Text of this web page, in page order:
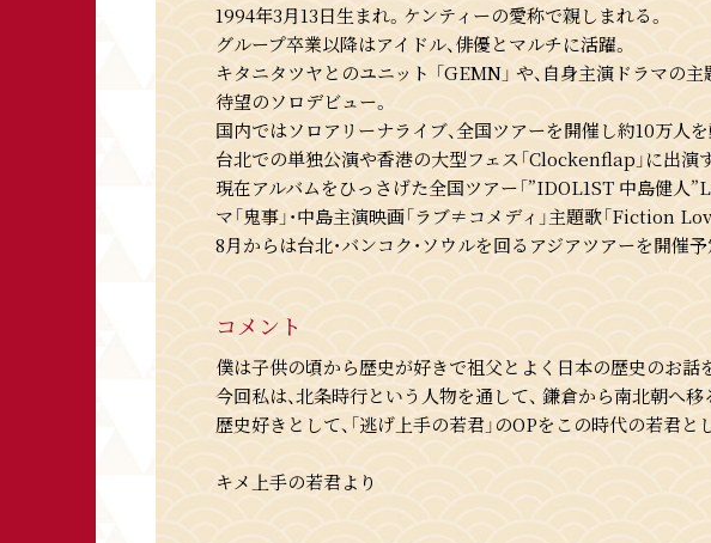
1994年3月13日生まれ。ケンティーの愛称で親しまれる。
グループ卒業以降はアイドル、俳優とマルチに活躍。
キタニタツヤとのユニット 「GEMN」 や、自身主演ドラマの
待望のソロデビュー。
国内ではソロアリーナライブ、全国ツアーを開催し約10万人を
台北での単独公演や香港の大型フェス「Clockenflap」に出演
現在アルバムをひっさげた全国ツアー「”IDOL1ST 中島健人
マ「鬼事」・中島主演映画「ラブ≠コメディ」主題歌「Fiction
8月からは台北・バンコク・ソウルを回るアジアツアーを開催予
コメント
僕は子供の頃から歴史が好きで祖父とよく日本の歴史のお話
今回私は、北条時行という人物を通して、 鎌倉から南北朝へ
歴史好きとして、「逃げ上手の若君」のOPをこの時代の若君と
キメ上手の若君より
プロフィール
音楽で地球侵略を目論む、ぼっち星からやってきたミュージ